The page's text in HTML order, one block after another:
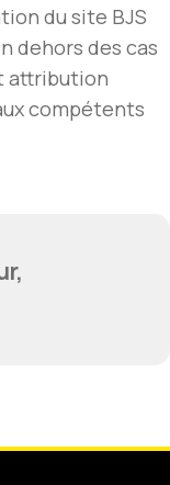
du site BJS
dehors des cas
attribution
compétents